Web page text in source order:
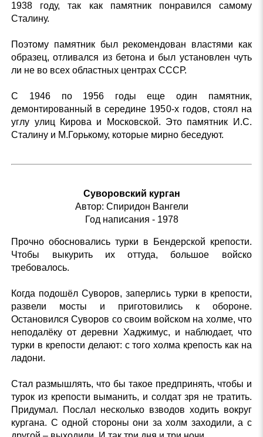
1938 году, так как памятник понравился самому
Сталину.
Поэтому памятник был рекомендован властями как
образец, отливался из бетона и был установлен чуть
ли не во всех областных центрах СССР.
С 1946 по 1956 годы еще один памятник,
демонтированный в середине 1950-х годов, стоял на
углу улиц Кирова и Московской. Это памятник И.С.
Сталину и М.Горькому, которые мирно беседуют.
Суворовский курган
Автор: Спиридон Вангели
Год написания - 1978
Прочно обосновались турки в Бендерской крепости.
Чтобы выкурить их оттуда, большое войско
требовалось.
Когда подошёл Суворов, заперлись турки в крепости,
развели мосты и приготовились к обороне.
Остановился Суворов со своим войском на холме, что
неподалёку от деревни Хаджимус, и наблюдает, что
турки в крепости делают: с того холма крепость как на
ладони.
Стал размышлять, что бы такое предпринять, чтобы и
турок из крепости выманить, и солдат зря не тратить.
Придумал. Послал несколько взводов ходить вокруг
кургана. С одной стороны они за холм заходили, а с